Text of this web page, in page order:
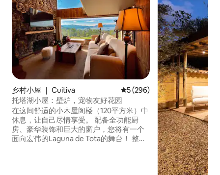
乡村小屋 ｜ Cuitiva 平均评分 5 分（满分 5 分），
5 (296)
托塔湖小屋：壁炉，宠物友好花园
在这间舒适的小木屋阁楼（120平方米）中
休息，让自己尽情享受。 配备全功能厨
房、豪华装饰和巨大的窗户，您将有一个
面向宏伟的Laguna de Tota的舞台！ 整个